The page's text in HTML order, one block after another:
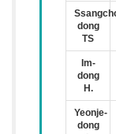
dong
TS
Im-
dong
H.
Yeonje-
dong